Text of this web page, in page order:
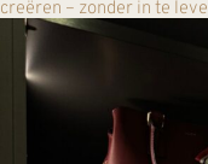
creëren – zonder in te